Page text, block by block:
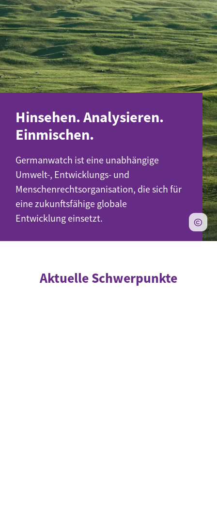
Hinsehen. Analysieren.
Einmischen.
Germanwatch ist eine unabhängige
Umwelt-, Entwicklungs- und
Menschenrechtsorganisation, die sich für
eine zukunftsfähige globale
Entwicklung einsetzt.
Aktuelle Schwerpunkte